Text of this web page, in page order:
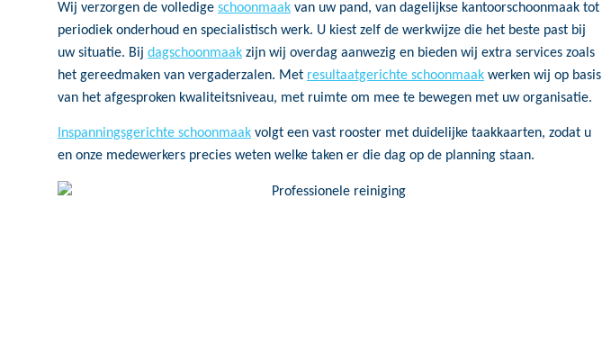
Wij verzorgen de volledige schoonmaak van uw pand, van dagelijkse kantoorschoonmaak tot
periodiek onderhoud en specialistisch werk. U kiest zelf de werkwijze die het beste past bij
uw situatie. Bij dagschoonmaak zijn wij overdag aanwezig en bieden wij extra services zoals
het gereedmaken van vergaderzalen. Met resultaatgerichte schoonmaak werken wij op basis
van het afgesproken kwaliteitsniveau, met ruimte om mee te bewegen met uw organisatie.
Inspanningsgerichte schoonmaak volgt een vast rooster met duidelijke taakkaarten, zodat u
en onze medewerkers precies weten welke taken er die dag op de planning staan.